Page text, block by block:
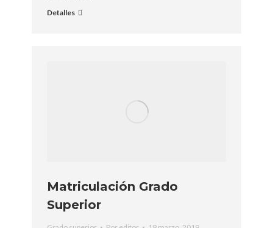
Detalles
Matriculación Grado
Superior